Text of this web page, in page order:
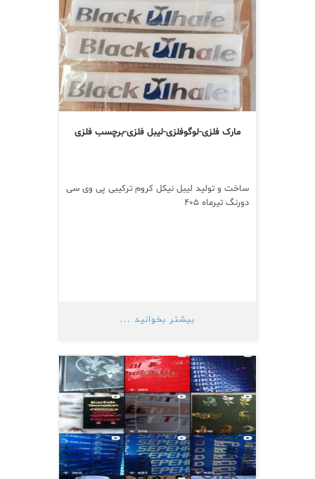
مارک فلزی-لوگوفلزی-لیبل فلزی-برچسب فلزی
ساخت و تولید لیبل نیکل کروم ترکیبی پی وی سی
دورنگ تیرماه ۴۰۵
بیشتر بخوانید ...